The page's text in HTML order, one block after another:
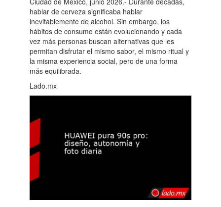
hablar de cerveza significaba hablar
inevitablemente de alcohol. Sin embargo, los
hábitos de consumo están evolucionando y cada
vez más personas buscan alternativas que les
permitan disfrutar el mismo sabor, el mismo ritual y
la misma experiencia social, pero de una forma
más equilibrada.
Lado.mx